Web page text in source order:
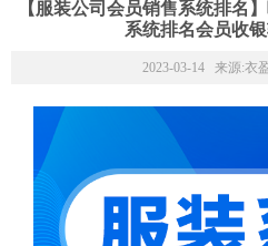
【服装公司会员销售系统排名
系统排名会员收
2023-03-14 来源:衣